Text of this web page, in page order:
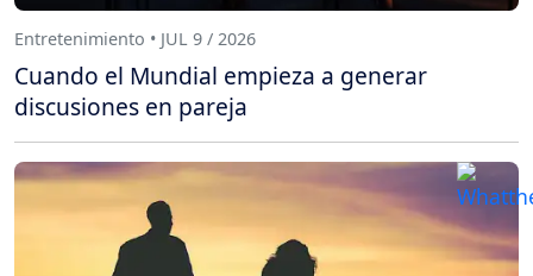
Entretenimiento • JUL 9 / 2026
Cuando el Mundial empieza a generar
discusiones en pareja